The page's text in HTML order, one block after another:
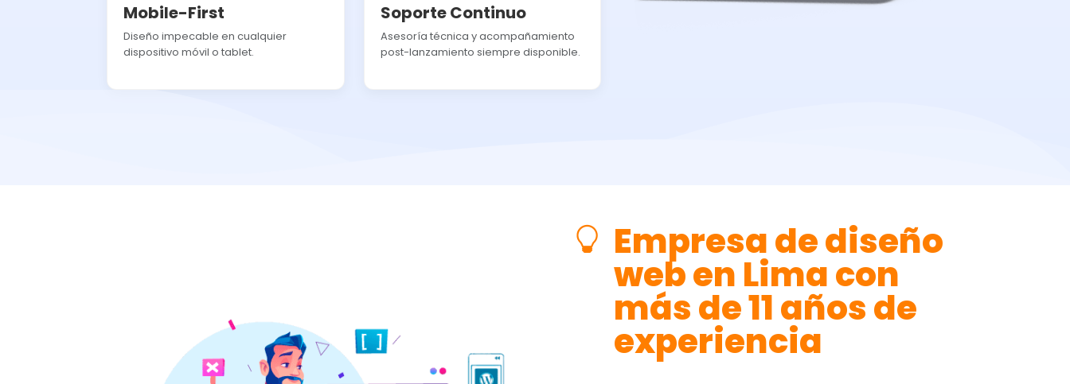
Mobile-First
Diseño impecable en cualquier
dispositivo móvil o tablet.
Soporte Continuo
Asesoría técnica y acompañamiento
post-lanzamiento siempre disponible.
Empresa de diseño
web en Lima con
más de 11 años de
experiencia